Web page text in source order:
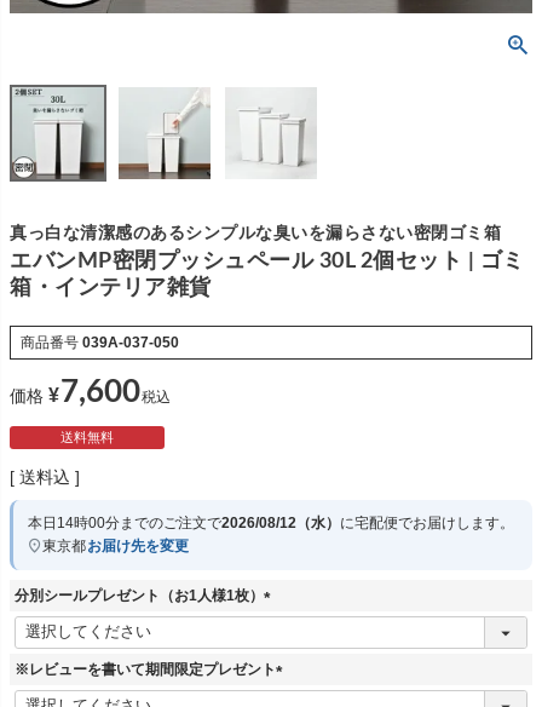
真っ白な清潔感のあるシンプルな臭いを漏らさない密閉ゴミ箱
エバンMP密閉プッシュペール 30L 2個セット | ゴミ
箱・インテリア雑貨
商品番号 039A-037-050
価格 ¥7,600税込
送料無料
送料込
本日 14時00分までのご注文で2026/08/12（水） に宅配便でお届けします。
東京都お届け先を変更
分別シールプレゼント（お1人様1枚）
(
必
須
)
※レビューを書いて期間限定プレゼント
(